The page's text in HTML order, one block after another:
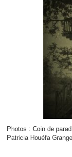
Photos : Coin de
Patricia Houéfa